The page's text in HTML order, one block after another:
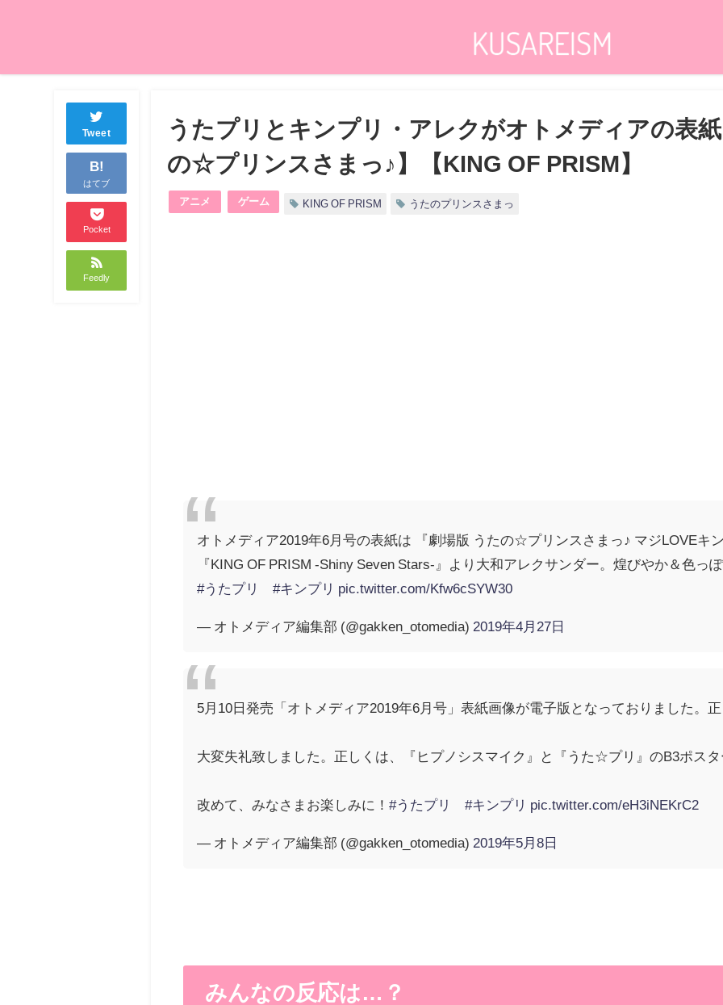
Tweet
B!
はてブ
Pocket
Feedly
うたプリとキンプリ・アレクがオトメディアの表
の☆プリンスさまっ♪】【KING OF PRISM】
アニメ ゲーム KING OF PRISM うたのプリンスさまっ
オトメディア2019年6月号の表紙は 『劇場版 うたの☆プリンスさまっ♪ マジLOVEキ
『KING OF PRISM -Shiny Seven Stars-』より大和アレクサンダー。煌びやか＆
#うたプリ
#キンプリ pic.twitter.com/Kfw6cSYW30
— オトメディア編集部 (@gakken_otomedia) 2019年4月27日
5月10日発売「オトメディア2019年6月号」表紙画像が電子版となっておりました。
大変失礼致しました。正しくは、『ヒプノシスマイク』と『うた☆プリ』のB3ポス
改めて、みなさまお楽しみに！#うたプリ #キンプリ pic.twitter.com/eH3iNEKrC2
— オトメディア編集部 (@gakken_otomedia) 2019年5月8日
みんなの反応は…？